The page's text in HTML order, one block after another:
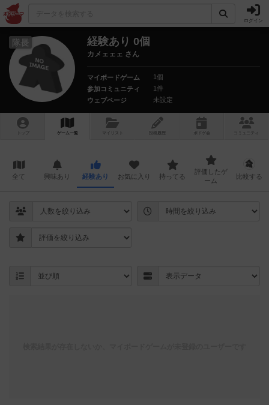
ログイン
隊長 経験あり 0個
カメェェェ さん
マイボードゲーム
1個
参加コミュニティ
1件
ウェブページ
未設定
トップ ゲーム一覧 マイリスト 投稿履歴 ボ ドゲ コミュニティ
全て 興味あり 経験あり お気に入り 持ってる
評価したゲ
ーム
比較する